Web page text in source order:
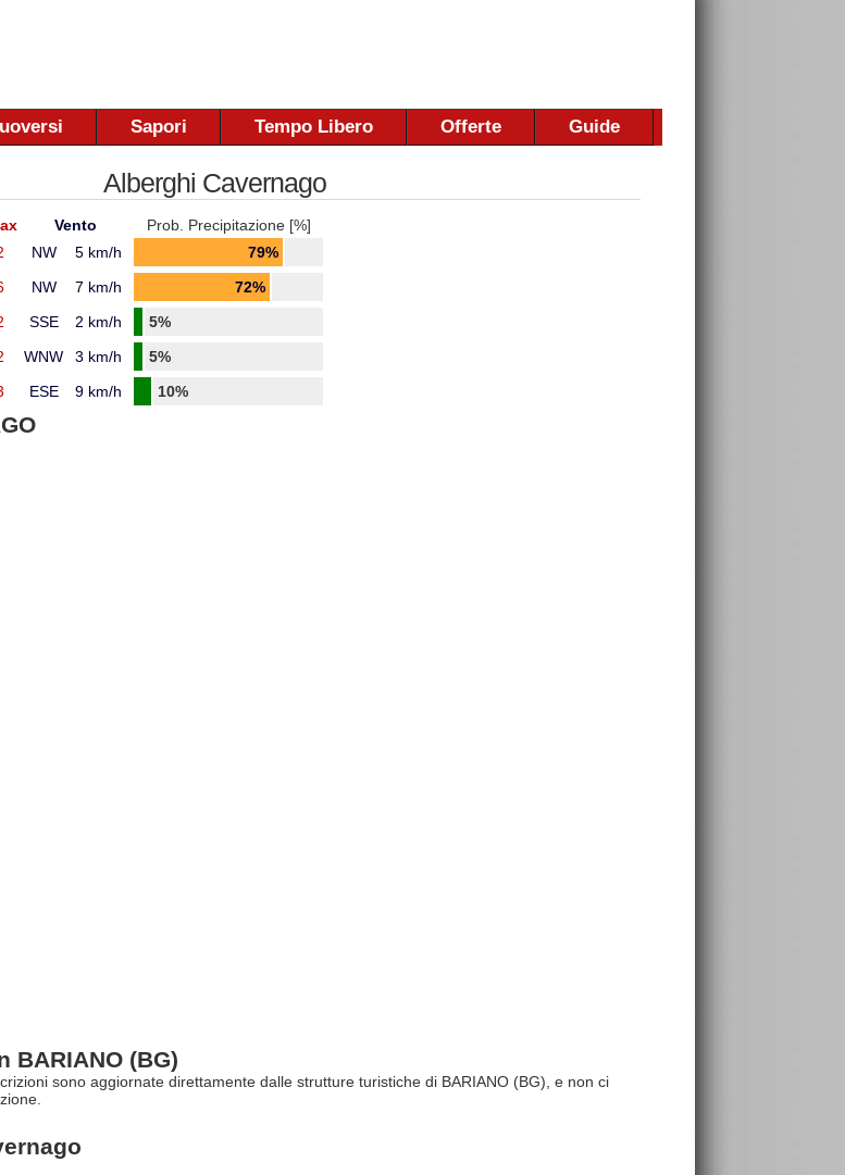
Sapori Tempo Libero Offerte Guide
Alberghi Cavernago
Vento
Prob. Precipitazione [%]
NW 5 km/h
79%
NW 7 km/h
72%
SSE 2 km/h
5%
WNW 3 km/h
5%
ESE 9 km/h 10%
BARIANO (BG)
sono aggiornate direttamente dalle strutture turistiche di BARIANO (BG), e non ci